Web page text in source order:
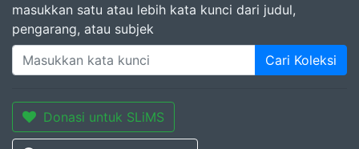
masukkan satu atau lebih kata kunci dari judul,
pengarang, atau subjek
Cari Koleksi
Donasi untuk SLiMS